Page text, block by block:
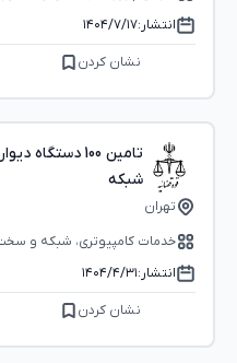
انتشار:۱۴۰۴/۷/۱۷
نشان کردن
تامین 100
شبکه
تهران
خدمات کامپیوتری، شبکه و سخت
نرم‌افزاری
انتشار:۱۴۰۴/۴/۳۱
نشان کردن